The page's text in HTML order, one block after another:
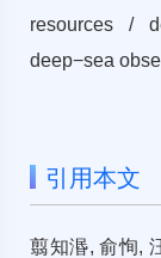
resources /
deep−sea
引用本文
翦知湣, 俞恂,